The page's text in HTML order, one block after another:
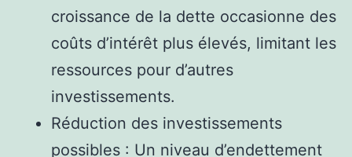
croissance de la dette occasionne des
coûts d’intérêt plus élevés, limitant les
ressources pour d’autres
investissements.
Réduction des investissements
possibles : Un niveau d’endettement